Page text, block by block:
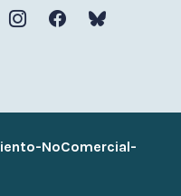
NoComercial-